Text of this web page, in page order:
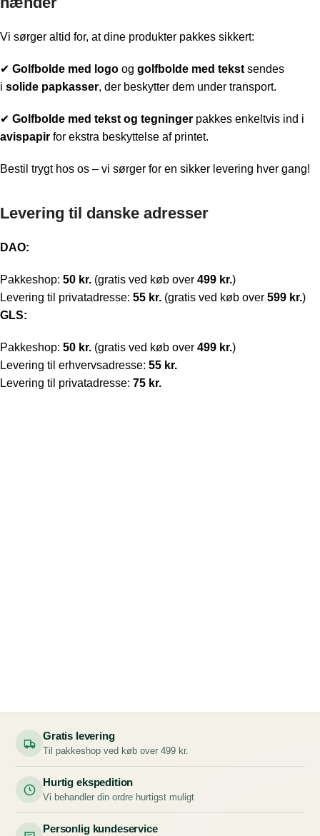
Vi sørger altid for, at dine produkter pakkes sikkert:
✔ Golfbolde med logo og golfbolde med tekst sendes
i solide papkasser, der beskytter dem under transport.
✔ Golfbolde med tekst og tegninger pakkes enkeltvis ind i
avispapir for ekstra beskyttelse af printet.
Bestil trygt hos os – vi sørger for en sikker levering hver gang!
Levering til danske adresser
DAO:
Pakkeshop: 50 kr. (gratis ved køb over 499 kr.)
Levering til privatadresse: 55 kr. (gratis ved køb over 599 kr.)
GLS:
Pakkeshop: 50 kr. (gratis ved køb over 499 kr.)
Levering til erhvervsadresse: 55 kr.
Levering til privatadresse: 75 kr.
Gratis levering
Til pakkeshop ved køb over 499 kr.
Hurtig ekspedition
Vi behandler din ordre hurtigst muligt
Personlig kundeservice